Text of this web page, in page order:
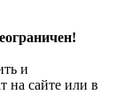
и
на сайте или в